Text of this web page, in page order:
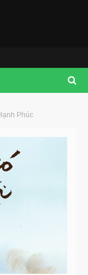
Phúc